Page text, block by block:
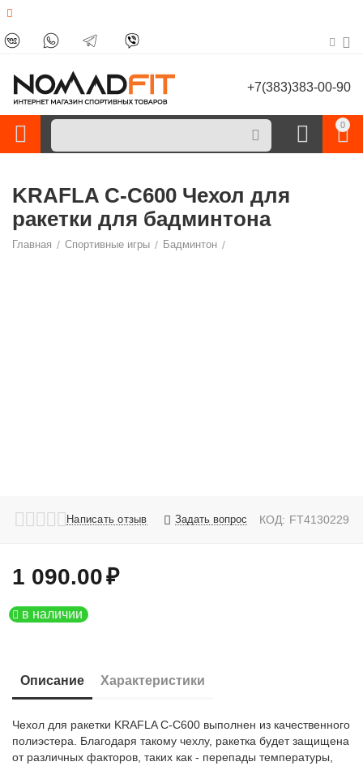
+7(383)383-00-90
0
KRAFLA С-C600 Чехол для
ракетки для бадминтона
Главная / Спортивные игры / Бадминтон /
Написать отзыв Задать вопрос КОД: FT4130229
1 090.00₽
в наличии
Описание Характеристики
Чехол для ракетки KRAFLA С-C600 выполнен из качественного
полиэстера. Благодаря такому чехлу, ракетка будет защищена
от различных факторов, таких как - перепады температуры,